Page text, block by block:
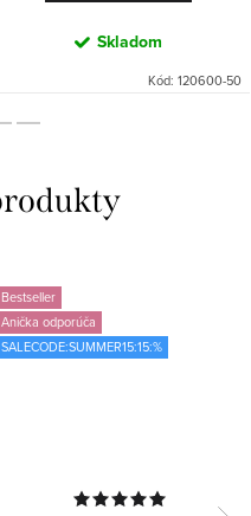
Skladom
Kód: 120600-50
Bestseller
Anička odporúča
SALECODE:SUMMER15:15:%